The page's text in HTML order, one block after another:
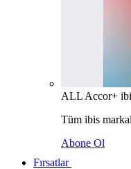
ALL Accor+
Tüm ibis
Abone Ol
Fırsatlar